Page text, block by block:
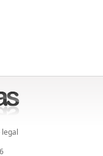
legal